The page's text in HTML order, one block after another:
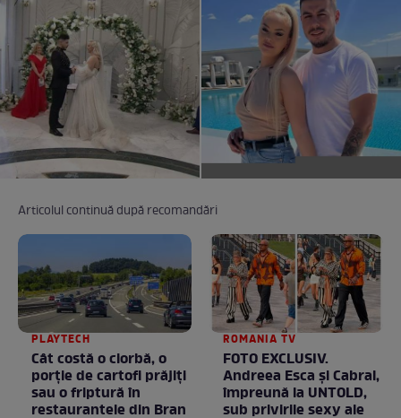
Articolul continuă după recomandări
PLAYTECH
Cât costă o ciorbă, o
porţie de cartofi prăjiţi
sau o friptură în
restaurantele din Bran
ROMANIA TV
FOTO EXCLUSIV.
Andreea Esca şi Cabral,
împreună la UNTOLD,
sub privirile sexy ale